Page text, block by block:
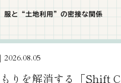
2026.08.05
りを解消する「Shift C